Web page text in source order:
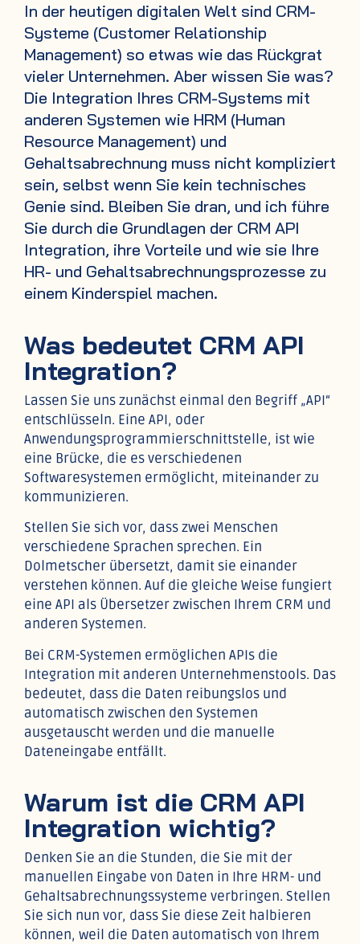
In der heutigen digitalen Welt sind CRM-
Systeme (Customer Relationship
Management) so etwas wie das Rückgrat
vieler Unternehmen. Aber wissen Sie was?
Die Integration Ihres CRM-Systems mit
anderen Systemen wie HRM (Human
Resource Management) und
Gehaltsabrechnung muss nicht kompliziert
sein, selbst wenn Sie kein technisches
Genie sind. Bleiben Sie dran, und ich führe
Sie durch die Grundlagen der CRM API
Integration, ihre Vorteile und wie sie Ihre
HR- und Gehaltsabrechnungsprozesse zu
einem Kinderspiel machen.
Was bedeutet CRM API
Integration?
Lassen Sie uns zunächst einmal den Begriff „API“
entschlüsseln. Eine API, oder
Anwendungsprogrammierschnittstelle, ist wie
eine Brücke, die es verschiedenen
Softwaresystemen ermöglicht, miteinander zu
kommunizieren.
Stellen Sie sich vor, dass zwei Menschen
verschiedene Sprachen sprechen. Ein
Dolmetscher übersetzt, damit sie einander
verstehen können. Auf die gleiche Weise fungiert
eine API als Übersetzer zwischen Ihrem CRM und
anderen Systemen.
Bei CRM-Systemen ermöglichen APIs die
Integration mit anderen Unternehmenstools. Das
bedeutet, dass die Daten reibungslos und
automatisch zwischen den Systemen
ausgetauscht werden und die manuelle
Dateneingabe entfällt.
Warum ist die CRM API
Integration wichtig?
Denken Sie an die Stunden, die Sie mit der
manuellen Eingabe von Daten in Ihre HRM- und
Gehaltsabrechnungssysteme verbringen. Stellen
Sie sich nun vor, dass Sie diese Zeit halbieren
können, weil die Daten automatisch von Ihrem